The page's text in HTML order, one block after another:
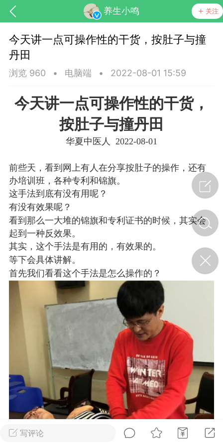
养生小鸣 关注
，华夏中医人：家门口的中医人！
特急预警】关
节返乡期间“闪
急提示
0
如何购买【理肺清瘟膏】
【养正护络膏】？
小海（HAi） 2
容平，顺时收
时精气
0
谷气行、营卫通：内经视角
下的脾胃调养要义
写评论
今天讲一点可操作性的干货，按肚子与撞
丹田
浏览 960 • 电脑端 • 2022-08-01 15:59
今天讲一点可操作性的干货，
按肚子与撞丹田
华夏中医人 2022-08-01
前些天，看到网上有人在分享按肚子的操作，还有
办培训班，各种专利和锦旗。
这手法到底有没有用呢？
有没有效果呢？
看到那么一大堆的锦旗和专利证书的时候，其实会
起到一种反效果。
其实，这个手法是有用的，有效果的。
等下会具体讲解。
首先我们看看这个手法是怎么操作的？